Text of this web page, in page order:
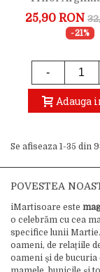
Noroc
25,90 RON
-21%
-
Adauga
Se afiseaza 1-35 din
POVESTEA
iMartisoare este
o celebrăm cu cea
specifice lunii
oameni, de relațiile
oameni și de